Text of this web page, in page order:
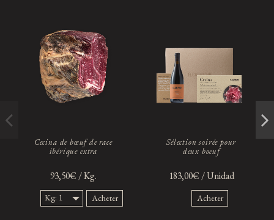
Cecina de bœuf de race
ibérique extra
93,50€ / Kg.
Kg: 1
Kg.
Acheter
Sélection soirée pour
deux boeuf
183,00€ / Unidad
Acheter